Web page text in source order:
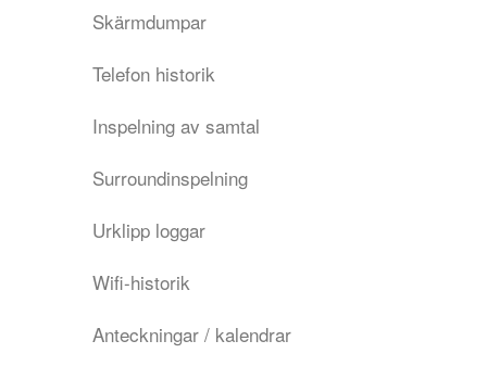
Skärmdumpar
Telefon historik
Inspelning av samtal
Surroundinspelning
Urklipp loggar
Wifi-historik
Anteckningar / kalendrar